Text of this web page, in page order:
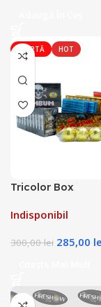
OFERTĂ HOT
Tricolor Box
Indisponibil
300,00lei 285,00